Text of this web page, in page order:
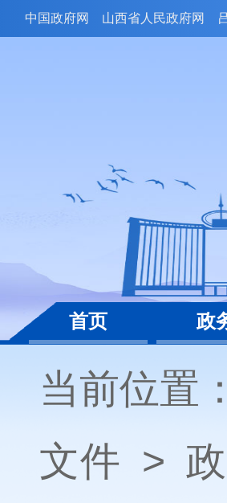
中国政府网 山西省人民政府网
首页 政
当前位置
文件 >